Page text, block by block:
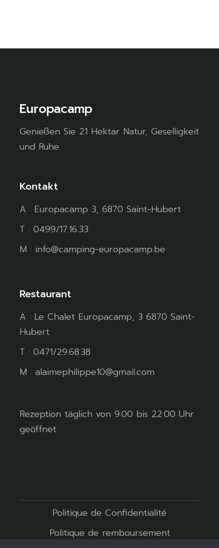
Europacamp
Genießen Sie 21 Hektar Natur, Geselligkeit
und Ruhe.
Kontakt
A : Europacamp 3, 6870 Saint-Hubert
T : 0499/17.16.33
M : info@camping-europacamp.be
Restaurant
A : Le Chalet Europacamp, 3 6870 Saint-
Hubert
T : 0471/29.68.38
M : alaimephilippe10@gmail.com
Rezeption täglich von 9:00 bis 22:00 Uhr
geöffnet
Politique de Confidentialité
Politique de remboursement